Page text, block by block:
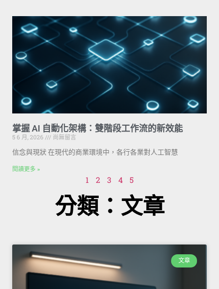
掌握 AI 自動化架構：雙階段工作流的新效能
5 6 月, 2026
尚無留言
信念與現狀 在現代的商業環境中，各行各業對人工智慧
閱讀更多 »
1 2 3 4 5
分類：文章
文章